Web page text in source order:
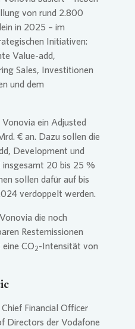
von rund 2.800
in 2025 – im
Initiativen:
Value-add,
Sales, Investitionen
und dem
Vonovia ein Adjusted
€ an. Dazu sollen die
Development und
insgesamt 20 bis 25 %
sollen dafür auf bis
verdoppelt werden.
Vonovia die noch
Restemissionen
CO2-Intensität von
Financial Officer
Directors der Vodafone